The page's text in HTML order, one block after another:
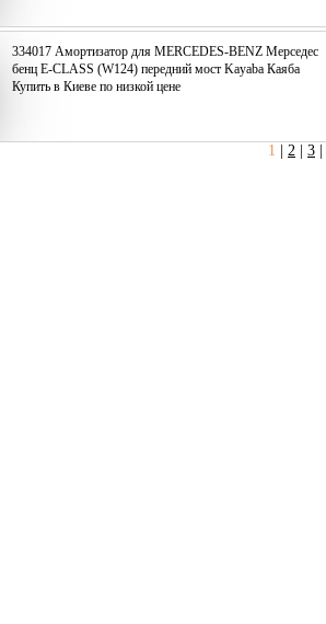
334017 Амортизатор для MERCEDES-BENZ Мерседес
бенц E-CLASS (W124) передний мост Kayaba Каяба
Купить в Киеве по низкой цене
1 2 3